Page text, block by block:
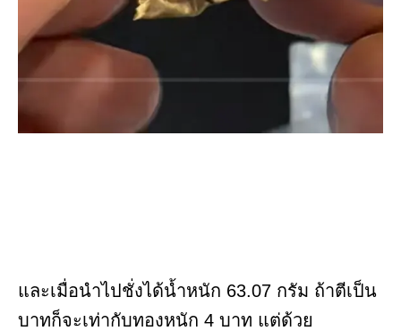
และเมื่อนำไปชั่งได้น้ำหนัก 63.07 กรัม ถ้าตีเป็น
บาทก็จะเท่ากับทองหนัก 4 บาท แต่ด้วย